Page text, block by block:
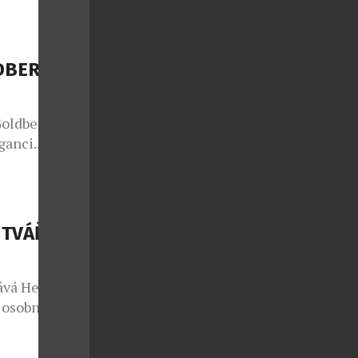
S
italský
golf,
a
Heidi
v oblasti
i na